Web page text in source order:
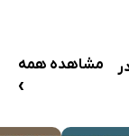
مشاهده همه
›